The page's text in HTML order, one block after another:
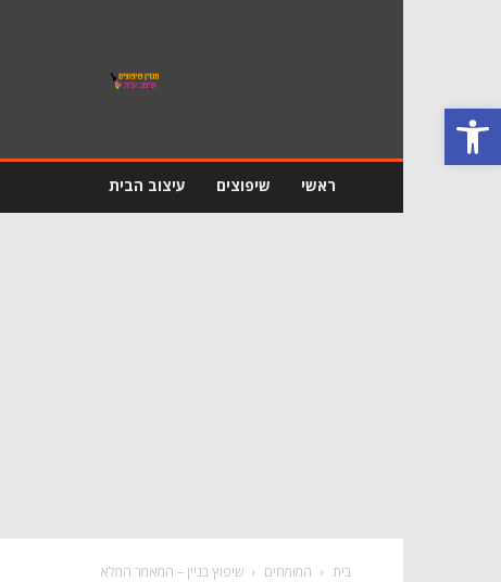
פתח סרגל נגישות
ראשי שיפוצים עיצוב הבית
בית המומחים שיפוץ בניין – המאמר המלא